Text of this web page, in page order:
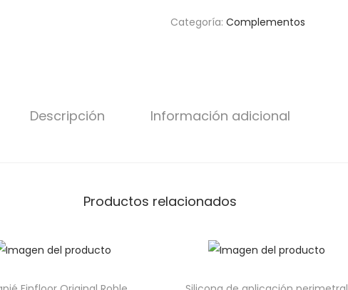
Categoría: Complementos
Descripción Información adicional
Productos relacionados